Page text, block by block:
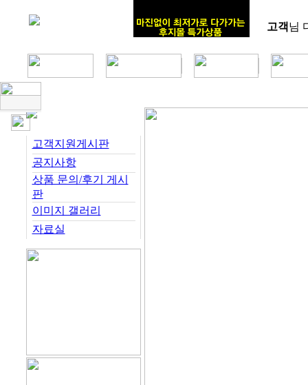
고객님
고객지원게시판
공지사항
상품 문의/후기 게시
판
이미지 갤러리
자료실